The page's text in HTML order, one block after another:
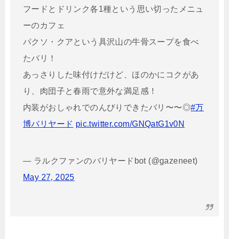
フードとドリンク各1種という思い切ったメニュ
ーのカフェ
パクソ・クアという具沢山の牛骨スープを食べ
たバリ！
あっさりした味付けだけど、ほのかにコクがあ
り、肉団子と春雨で意外な満足感！
内装がおしゃれでのんびりできたバリ〜〜◎#万
博バリヤード pic.twitter.com/GNQatG1v0N
— ラルクファンのバリヤードbot (@gazeneet)
May 27, 2025